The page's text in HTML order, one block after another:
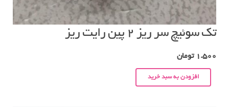
تک سوئیچ سر ریز ۲ پین رایت ریز
1.500 تومان
افزودن به سبد خرید